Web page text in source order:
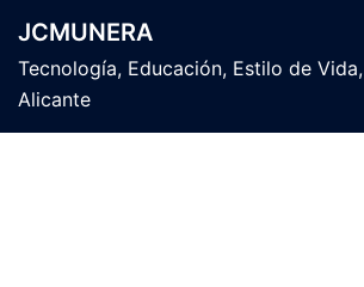
contenido
JCMUNERA
Tecnología, Educación, Estilo de Vida,
Alicante